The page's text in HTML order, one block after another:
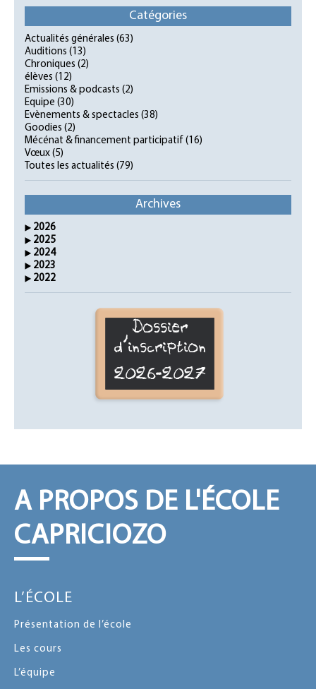
Catégories
Actualités générales (63)
Auditions (13)
Chroniques (2)
élèves (12)
Emissions & podcasts (2)
Equipe (30)
Evènements & spectacles (38)
Goodies (2)
Mécénat & financement participatif (16)
Vœux (5)
Toutes les actualités (79)
Archives
2026
2025
2024
2023
2022
Dossier
d'inscription
2026-2027
A PROPOS DE L'ÉCOLE
CAPRICIOZO
L’ÉCOLE
Présentation de l’école
Les cours
L’équipe